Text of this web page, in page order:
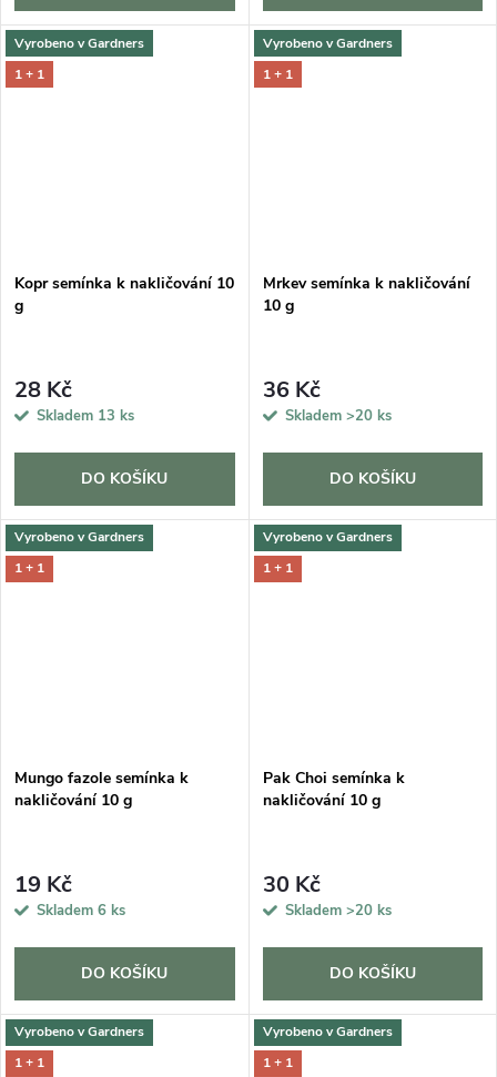
Vyrobeno v Gardners
1 + 1
Kopr semínka k nakličování 10
g
28 Kč
Skladem 13 ks
DO KOŠÍKU
Vyrobeno v Gardners
1 + 1
Mrkev semínka k nakličování
10 g
36 Kč
Skladem >20 ks
DO KOŠÍKU
Vyrobeno v Gardners
1 + 1
Mungo fazole semínka k
nakličování 10 g
19 Kč
Skladem 6 ks
DO KOŠÍKU
Vyrobeno v Gardners
1 + 1
Pak Choi semínka k
nakličování 10 g
30 Kč
Skladem >20 ks
DO KOŠÍKU
Vyrobeno v Gardners
1 + 1
Vyrobeno v Gardners
1 + 1